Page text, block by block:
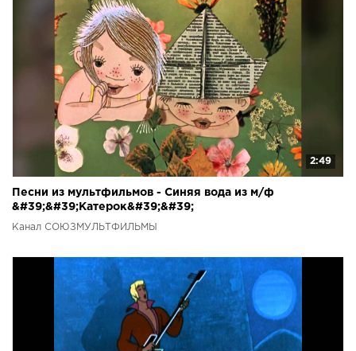
2:49
Песни из мультфильмов - Синяя вода из м/ф
&#39;&#39;Катерок&#39;&#39;
Канал СОЮЗМУЛЬТФИЛЬМЫ